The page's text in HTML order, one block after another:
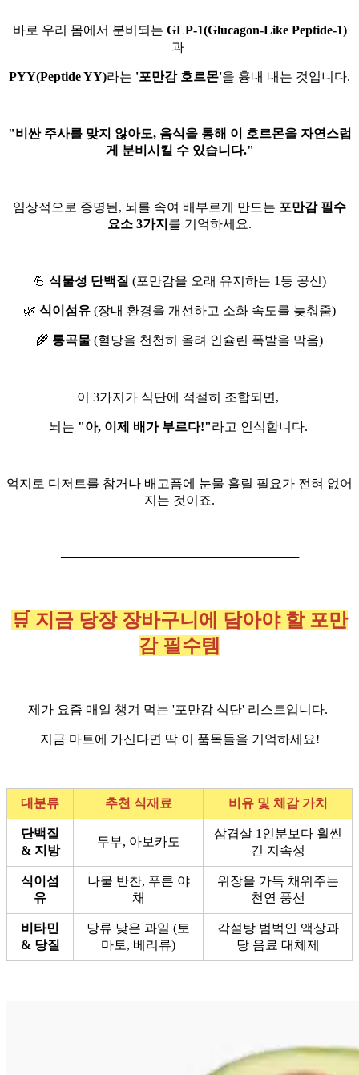
바로 우리 몸에서 분비되는 GLP-1(Glucagon-Like Peptide-1)
과
PYY(Peptide YY)라는 '포만감 호르몬'을 흉내 내는 것입니다.
"비싼 주사를 맞지 않아도, 음식을 통해 이 호르몬을 자연스럽
게 분비시킬 수 있습니다."
임상적으로 증명된, 뇌를 속여 배부르게 만드는 포만감 필수
요소 3가지 를 기억하세요.
💪 식물성 단백질 (포만감을 오래 유지하는 1등 공신)
🌿 식이섬유 (장내 환경을 개선하고 소화 속도를 늦춰줌)
🌾 통곡물 (혈당을 천천히 올려 인슐린 폭발을 막음)
이 3가지가 식단에 적절히 조합되면,
뇌는 "아, 이제 배가 부르다!"라고 인식합니다.
억지로 디저트를 참거나 배고픔에 눈물 흘릴 필요가 전혀 없어
지는 것이죠.
───────────────────────────
🛒 지금 당장 장바구니에 담아야 할 포만
감 필수템
제가 요즘 매일 챙겨 먹는 '포만감 식단' 리스트입니다.
지금 마트에 가신다면 딱 이 품목들을 기억하세요!
대분류 추천 식재료 비유 및 체감 가치
단백질
& 지방
두부, 아보카도
삼겹살 1인분보다 훨씬
긴 지속성
식이섬
유
나물 반찬, 푸른 야
채
위장을 가득 채워주는
천연 풍선
비타민
& 당질
당류 낮은 과일 (토
마토, 베리류)
각설탕 범벅인 액상과
당 음료 대체제